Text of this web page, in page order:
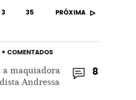
3 35 PRÓXIMA
+ COMENTADOS
8
a maquiadora
Andressa